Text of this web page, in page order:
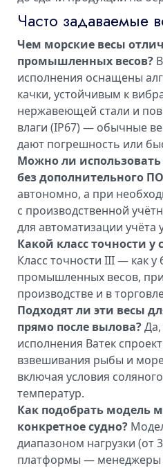
Часто задаваемые
Чем морские весы
промышленных весов?
исполнения оснащены
качки, устойчивым к
нержавеющей стали и
влаги (IP67) — обычные
дают погрешность или
Можно ли
без дополнительного
автономно, а при
с производственной
для автоматизации учёта
Какой класс точности у
Класс точности III — как
промышленных весов,
производстве и в
Подходят ли эти весы
прямо после вылова?
исполнения Ватек
взвешивания рыбы и
включая условия
температур.
Как подобрать модель
конкретное судно?
диапазоном нагрузки (от
платформы — менеджеры